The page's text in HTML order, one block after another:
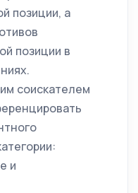
позиции, а
позиции в
соискателем
и